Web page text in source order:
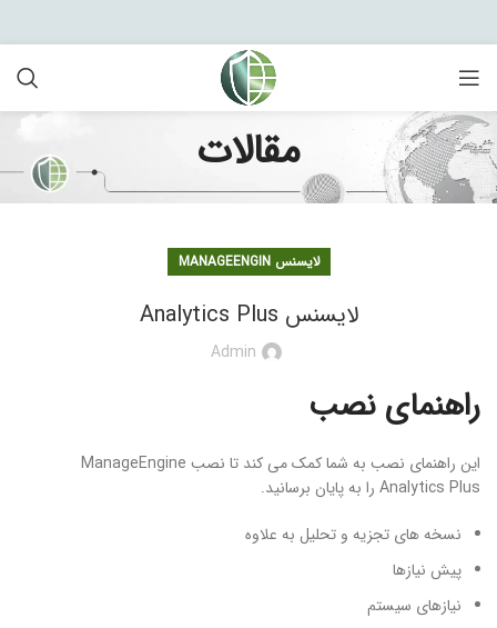
مقالات
لایسنس MANAGEENGIN
لایسنس Analytics Plus
Admin
راهنمای نصب
این راهنمای نصب به شما کمک می کند تا نصب ManageEngine
Analytics Plus را به پایان برسانید.
نسخه های تجزیه و تحلیل به علاوه
پیش نیازها
نیازهای سیستم